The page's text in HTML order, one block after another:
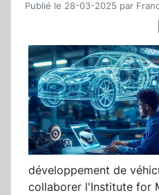
Publié le 28-03-2025 par
développement de
collaborer l'Institute for